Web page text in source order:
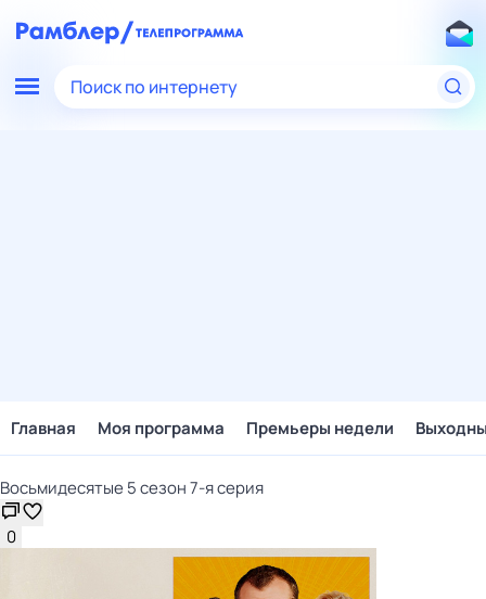
Поиск по интернету
Главная Моя программа Премьеры недели
Восьмидесятые 5 сезон 7-я серия
0